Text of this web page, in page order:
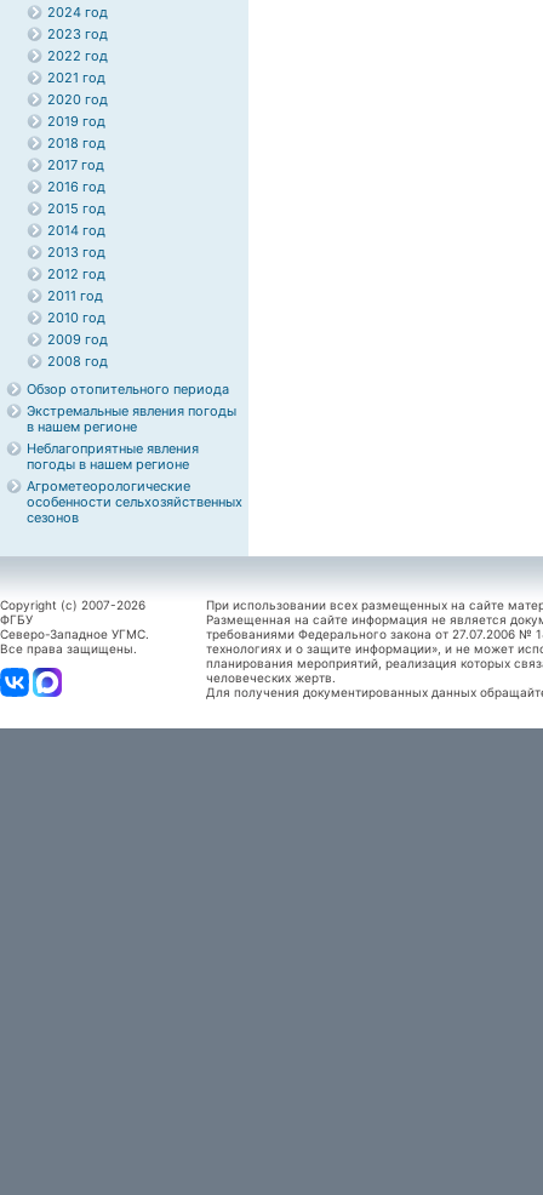
2024 год
2023 год
2022 год
2021 год
2020 год
2019 год
2018 год
2017 год
2016 год
2015 год
2014 год
2013 год
2012 год
2011 год
2010 год
2009 год
2008 год
Обзор отопительного периода
Экстремальные явления погоды
в нашем регионе
Неблагоприятные явления
погоды в нашем регионе
Агрометеорологические
особенности сельхозяйственных
сезонов
Copyright (c) 2007-2026
ФГБУ
Северо-Западное УГМС.
Все права защищены.
При использовании всех размещенных на сайте
Размещенная на сайте информация не является
требованиями Федерального закона от 27.07.2006
технологиях и о защите информации», и не может
планирования мероприятий, реализация которых
человеческих жертв.
Для получения документированных данных